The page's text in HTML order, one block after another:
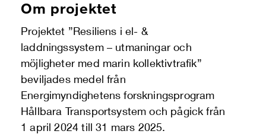
Om projektet
Projektet ”Resiliens i el- &
laddningssystem – utmaningar och
möjligheter med marin kollektivtrafik”
beviljades medel från
Energimyndighetens forskningsprogram
Hållbara Transportsystem och pågick från
1 april 2024 till 31 mars 2025.